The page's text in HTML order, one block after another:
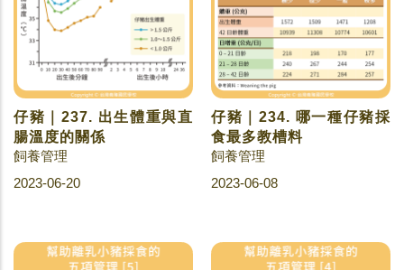
仔豬｜237. 出生體重與直
腸溫度的關係
飼養管理
2023-06-20
仔豬｜234. 哪一種仔豬採
食最多教槽料
飼養管理
2023-06-08